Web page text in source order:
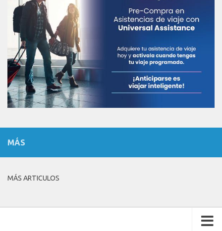
MÁS
MÁS ARTICULOS